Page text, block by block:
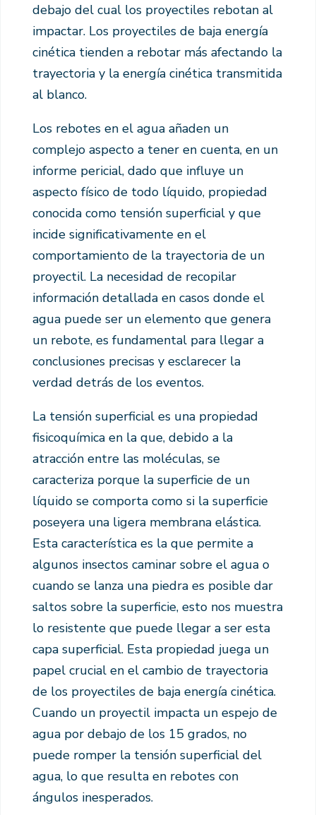
debajo del cual los proyectiles rebotan al
impactar. Los proyectiles de baja energía
cinética tienden a rebotar más afectando la
trayectoria y la energía cinética transmitida
al blanco.
Los rebotes en el agua añaden un
complejo aspecto a tener en cuenta, en un
informe pericial, dado que influye un
aspecto físico de todo líquido, propiedad
conocida como tensión superficial y que
incide significativamente en el
comportamiento de la trayectoria de un
proyectil. La necesidad de recopilar
información detallada en casos donde el
agua puede ser un elemento que genera
un rebote, es fundamental para llegar a
conclusiones precisas y esclarecer la
verdad detrás de los eventos.
La tensión superficial es una propiedad
fisicoquímica en la que, debido a la
atracción entre las moléculas, se
caracteriza porque la superficie de un
líquido se comporta como si la superficie
poseyera una ligera membrana elástica.
Esta característica es la que permite a
algunos insectos caminar sobre el agua o
cuando se lanza una piedra es posible dar
saltos sobre la superficie, esto nos muestra
lo resistente que puede llegar a ser esta
capa superficial. Esta propiedad juega un
papel crucial en el cambio de trayectoria
de los proyectiles de baja energía cinética.
Cuando un proyectil impacta un espejo de
agua por debajo de los 15 grados, no
puede romper la tensión superficial del
agua, lo que resulta en rebotes con
ángulos inesperados.